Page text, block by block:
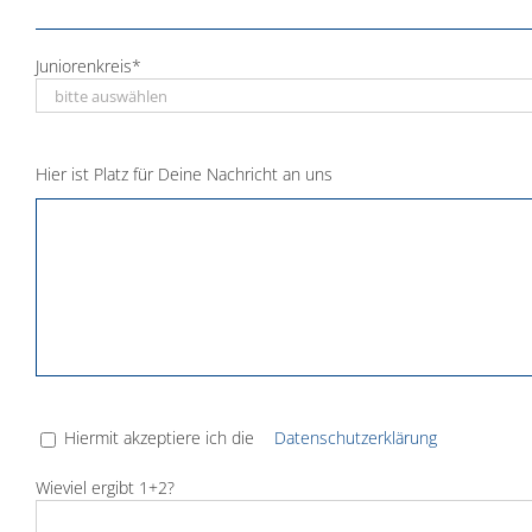
Juniorenkreis*
Hier ist Platz für Deine Nachricht an uns
Hiermit akzeptiere ich die Datenschutzerklärung
Wieviel ergibt 1+2?